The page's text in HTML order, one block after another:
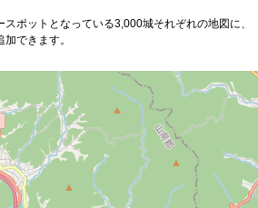
ポットとなっている3,000城それぞれの地図に、
できます。